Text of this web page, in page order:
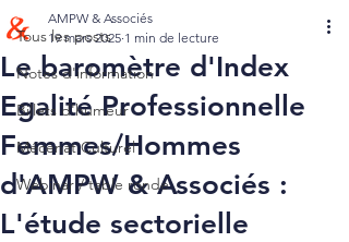
Tous les posts
Notes d'information
Billets d'humeur
Mécénat Culturel
Webinar / table ronde
Le baromètre d'Index
Egalité Professionnelle
Femmes/Hommes
d'AMPW & Associés :
L'étude sectorielle
AMPW & Associés
19 mars 2025 1 min de lecture